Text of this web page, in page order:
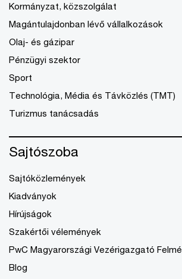
Kormányzat, közszolgálat
Magántulajdonban lévő vállalkozások
Olaj- és gázipar
Pénzügyi szektor
Sport
Technológia, Média és Távközlés (TMT)
Turizmus tanácsadás
Sajtószoba
Sajtóközlemények
Kiadványok
Hírújságok
Szakértői vélemények
PwC Magyarországi Vezérigazgató
Blog